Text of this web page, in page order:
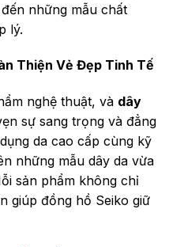
những mẫu chất
lý.
Thiện Vẻ Đẹp Tinh Tế
nghệ thuật, và dây
sự sang trọng và đẳng
da cao cấp cùng kỹ
những mẫu dây da vừa
sản phẩm không chỉ
giúp đồng hồ Seiko giữ